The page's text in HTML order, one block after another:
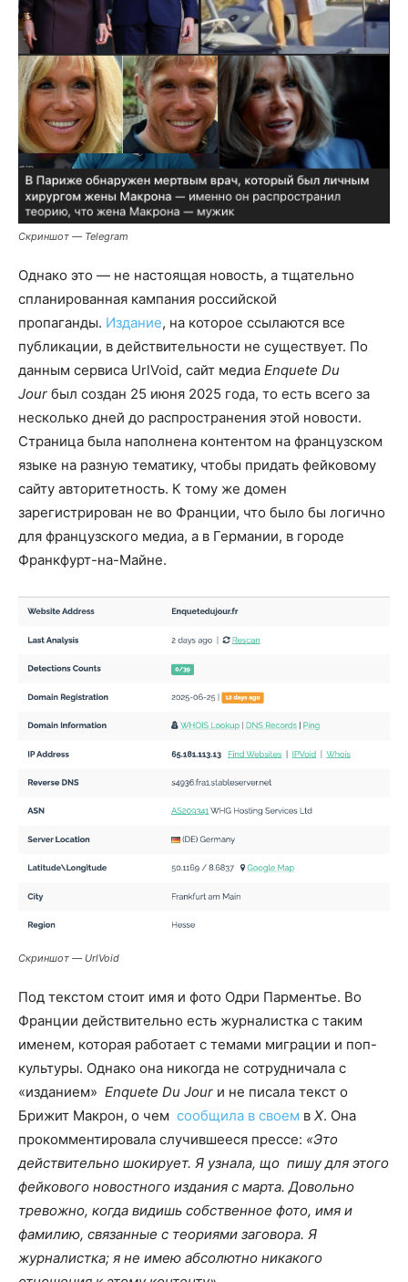
Скриншот — Telegram
Однако это — не настоящая новость, а тщательно
спланированная кампания российской
пропаганды. Издание, на которое ссылаются все
публикации, в действительности не существует. По
данным сервиса UrlVoid, сайт медиа Enquete Du
Jour был создан 25 июня 2025 года, то есть всего за
несколько дней до распространения этой новости.
Страница была наполнена контентом на французском
языке на разную тематику, чтобы придать фейковому
сайту авторитетность. К тому же домен
зарегистрирован не во Франции, что было бы логично
для французского медиа, а в Германии, в городе
Франкфурт-на-Майне.
Скриншот — UrlVoid
Под текстом стоит имя и фото Одри Парментье. Во
Франции действительно есть журналистка с таким
именем, которая работает с темами миграции и поп-
культуры. Однако она никогда не сотрудничала с
«изданием» Enquete Du Jour и не писала текст о
Брижит Макрон, о чем сообщила в своем в X. Она
прокомментировала случившееся прессе: «Это
действительно шокирует. Я узнала, що пишу для этого
фейкового новостного издания с марта. Довольно
тревожно, когда видишь собственное фото, имя и
фамилию, связанные с теориями заговора. Я
журналистка; я не имею абсолютно никакого